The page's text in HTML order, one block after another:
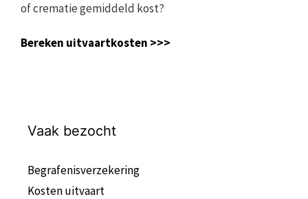
of crematie gemiddeld kost?
Bereken uitvaartkosten >>>
Vaak bezocht
Begrafenisverzekering
Kosten uitvaart